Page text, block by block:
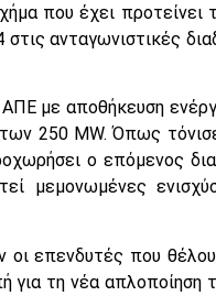
που έχει προτείνει
ανταγωνιστικές
ΑΠΕ με αποθήκευση
250 MW. Όπως
ο επόμενος
μεμονωμένες
επενδυτές που
για τη νέα απλοποίηση